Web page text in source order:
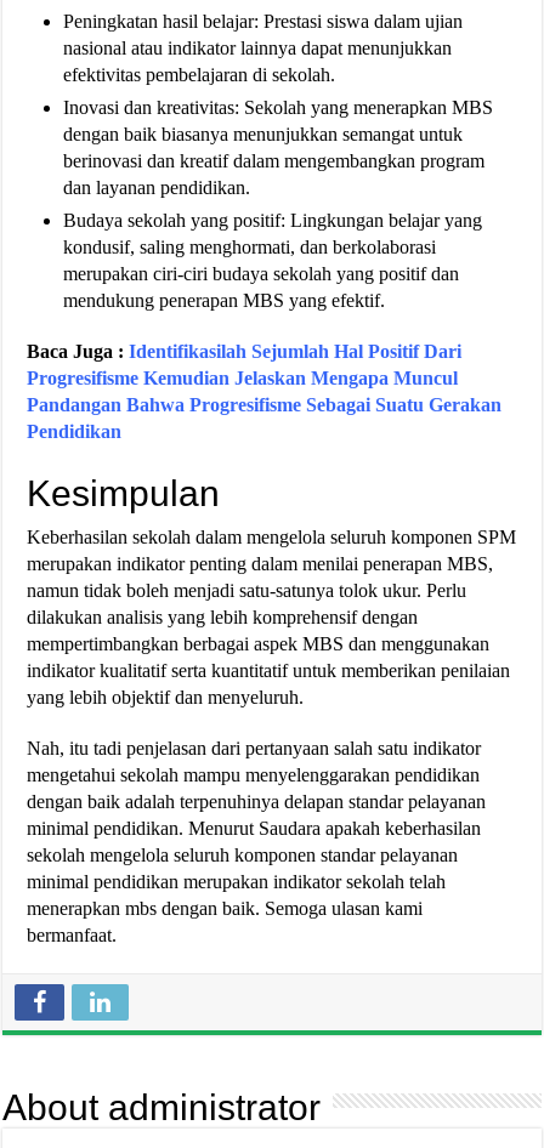
Peningkatan hasil belajar: Prestasi siswa dalam ujian
nasional atau indikator lainnya dapat menunjukkan
efektivitas pembelajaran di sekolah.
Inovasi dan kreativitas: Sekolah yang menerapkan MBS
dengan baik biasanya menunjukkan semangat untuk
berinovasi dan kreatif dalam mengembangkan program
dan layanan pendidikan.
Budaya sekolah yang positif: Lingkungan belajar yang
kondusif, saling menghormati, dan berkolaborasi
merupakan ciri-ciri budaya sekolah yang positif dan
mendukung penerapan MBS yang efektif.
Baca Juga :Identifikasilah Sejumlah Hal Positif Dari
Progresifisme Kemudian Jelaskan Mengapa Muncul
Pandangan Bahwa Progresifisme Sebagai Suatu Gerakan
Pendidikan
Kesimpulan
Keberhasilan sekolah dalam mengelola seluruh komponen SPM
merupakan indikator penting dalam menilai penerapan MBS,
namun tidak boleh menjadi satu-satunya tolok ukur. Perlu
dilakukan analisis yang lebih komprehensif dengan
mempertimbangkan berbagai aspek MBS dan menggunakan
indikator kualitatif serta kuantitatif untuk memberikan penilaian
yang lebih objektif dan menyeluruh.
Nah, itu tadi penjelasan dari pertanyaan salah satu indikator
mengetahui sekolah mampu menyelenggarakan pendidikan
dengan baik adalah terpenuhinya delapan standar pelayanan
minimal pendidikan. Menurut Saudara apakah keberhasilan
sekolah mengelola seluruh komponen standar pelayanan
minimal pendidikan merupakan indikator sekolah telah
menerapkan mbs dengan baik. Semoga ulasan kami
bermanfaat.
About administrator